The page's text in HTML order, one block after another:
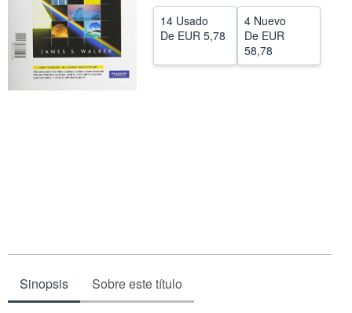
CERRAR
14 Usado
De EUR 5,78
4 Nuevo
De EUR
58,78
Sinopsis Sobre este título